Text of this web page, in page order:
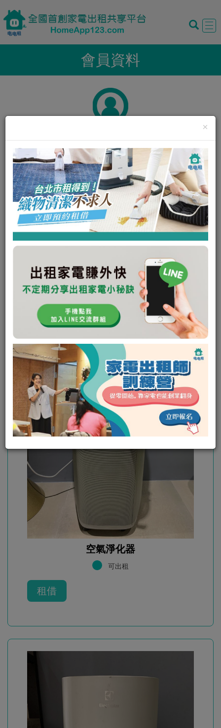
會員資料
暱稱: 靜靜
性別: 男
我的評價: 0
我的狀態: 正常
未回應次數: 0
空氣淨化器
可出租
租借
×